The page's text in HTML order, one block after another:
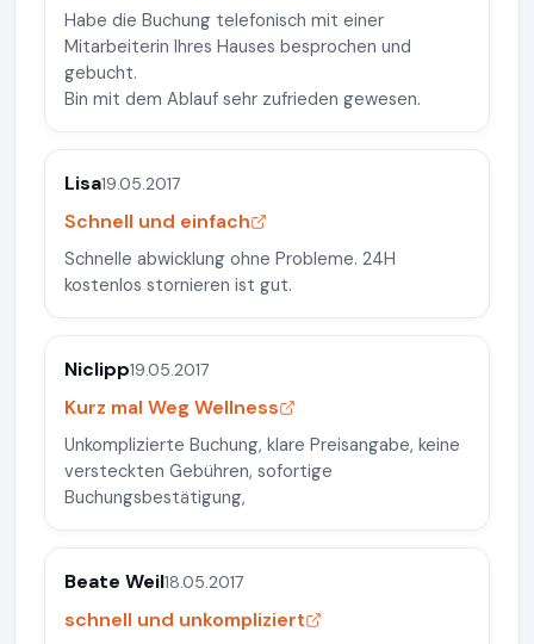
Habe die Buchung telefonisch mit einer
Mitarbeiterin Ihres Hauses besprochen und
gebucht.
Bin mit dem Ablauf sehr zufrieden gewesen.
Lisa19.05.2017
Schnell und einfach
Schnelle abwicklung ohne Probleme. 24H
kostenlos stornieren ist gut.
Niclipp19.05.2017
Kurz mal Weg Wellness
Unkomplizierte Buchung, klare Preisangabe, keine
versteckten Gebühren, sofortige
Buchungsbestätigung,
Beate Weil18.05.2017
schnell und unkompliziert